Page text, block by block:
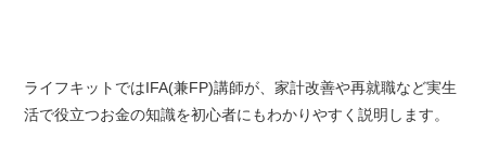
ライフキットではIFA(兼FP)講師が、家計改善や再就職など実生
活で役立つお金の知識を初心者にもわかりやすく説明します。